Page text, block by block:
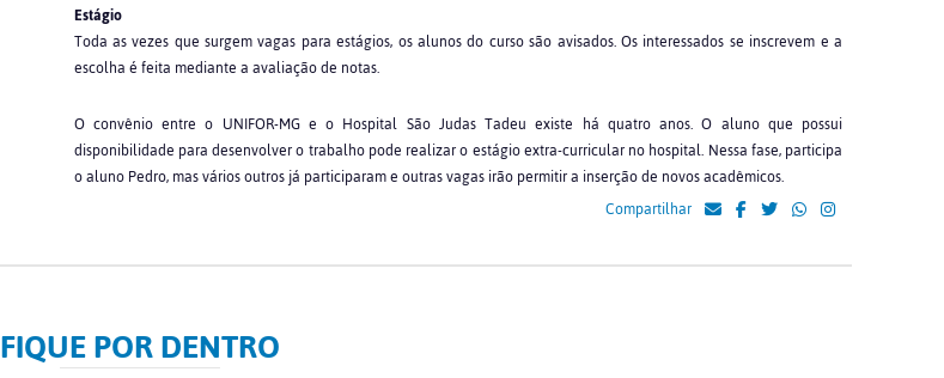
Estágio
Toda as vezes que surgem vagas para estágios, os alunos do curso são avisados. Os interessados se inscrevem e a
escolha é feita mediante a avaliação de notas.
O convênio entre o UNIFOR-MG e o Hospital São Judas Tadeu existe há quatro anos. O aluno que possui
disponibilidade para desenvolver o trabalho pode realizar o estágio extra-curricular no hospital. Nessa fase, participa
o aluno Pedro, mas vários outros já participaram e outras vagas irão permitir a inserção de novos acadêmicos.
Compartilhar
FIQUE POR DENTRO